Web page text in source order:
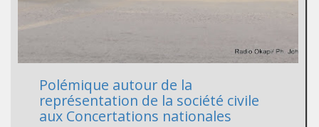
Polémique autour de la
représentation de la société civile
aux Concertations nationales